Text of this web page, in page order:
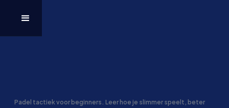
Padel tactiek voor beginners. Leer hoe je slimmer speelt, beter